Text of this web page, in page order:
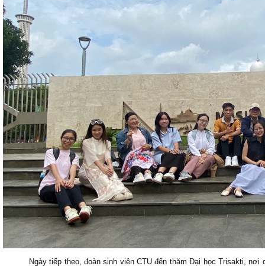
Ngày tiếp theo, đoàn sinh viên CTU đến thăm Đại học Trisakti, nơi